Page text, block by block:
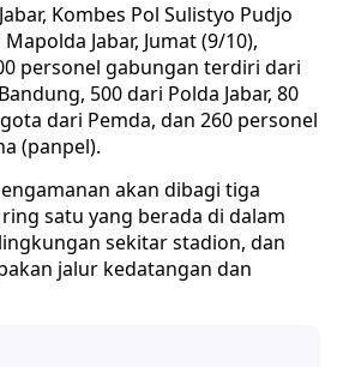
Kombes Pol Sulistyo Pudjo
Jabar, Jumat (9/10),
personel gabungan terdiri dari
500 dari Polda Jabar, 80
dari Pemda, dan 260 personel
(panpel).
akan dibagi tiga
satu yang berada di dalam
sekitar stadion, dan
jalur kedatangan dan